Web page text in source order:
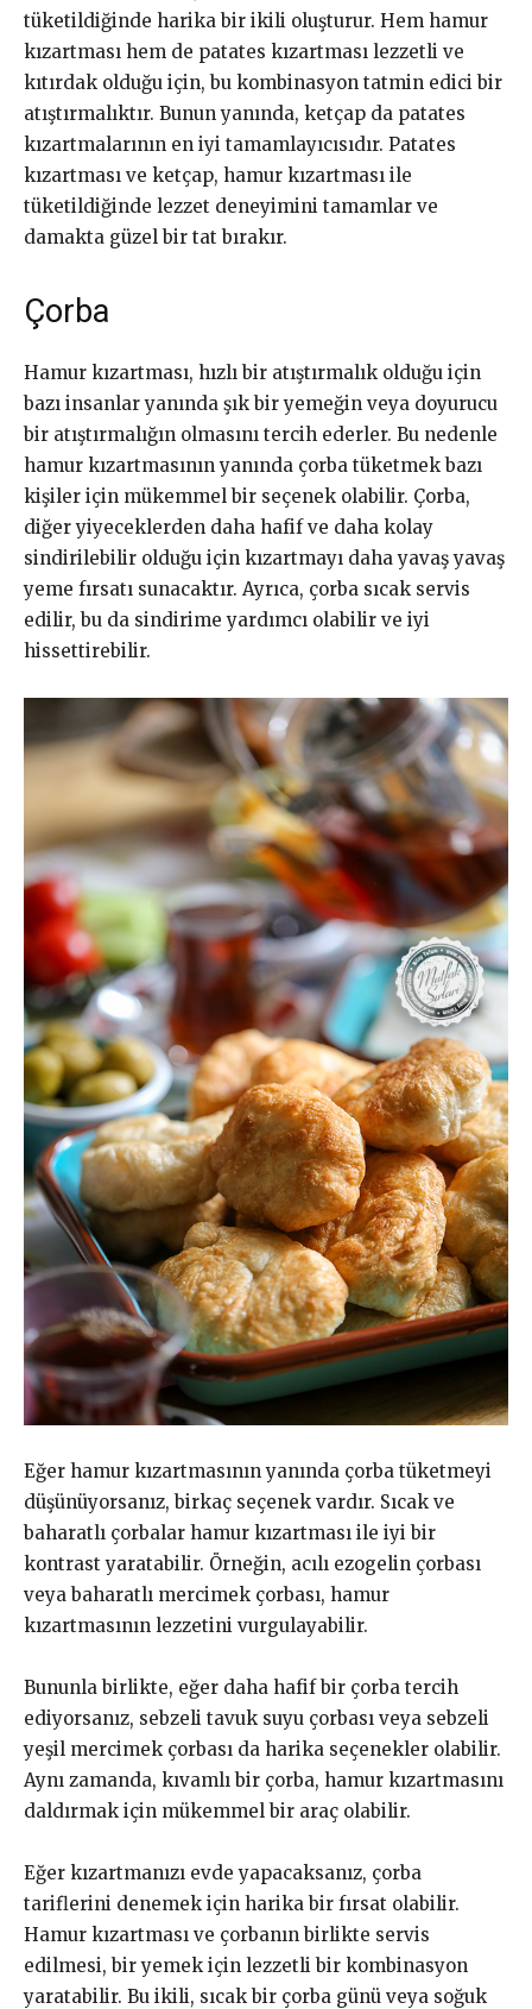
tüketildiğinde harika bir ikili oluşturur. Hem hamur
kızartması hem de patates kızartması lezzetli ve
kıtırdak olduğu için, bu kombinasyon tatmin edici bir
atıştırmalıktır. Bunun yanında, ketçap da patates
kızartmalarının en iyi tamamlayıcısıdır. Patates
kızartması ve ketçap, hamur kızartması ile
tüketildiğinde lezzet deneyimini tamamlar ve
damakta güzel bir tat bırakır.
Çorba
Hamur kızartması, hızlı bir atıştırmalık olduğu için
bazı insanlar yanında şık bir yemeğin veya doyurucu
bir atıştırmalığın olmasını tercih ederler. Bu nedenle
hamur kızartmasının yanında çorba tüketmek bazı
kişiler için mükemmel bir seçenek olabilir. Çorba,
diğer yiyeceklerden daha hafif ve daha kolay
sindirilebilir olduğu için kızartmayı daha yavaş yavaş
yeme fırsatı sunacaktır. Ayrıca, çorba sıcak servis
edilir, bu da sindirime yardımcı olabilir ve iyi
hissettirebilir.
Eğer hamur kızartmasının yanında çorba tüketmeyi
düşünüyorsanız, birkaç seçenek vardır. Sıcak ve
baharatlı çorbalar hamur kızartması ile iyi bir
kontrast yaratabilir. Örneğin, acılı ezogelin çorbası
veya baharatlı mercimek çorbası, hamur
kızartmasının lezzetini vurgulayabilir.
Bununla birlikte, eğer daha hafif bir çorba tercih
ediyorsanız, sebzeli tavuk suyu çorbası veya sebzeli
yeşil mercimek çorbası da harika seçenekler olabilir.
Aynı zamanda, kıvamlı bir çorba, hamur kızartmasını
daldırmak için mükemmel bir araç olabilir.
Eğer kızartmanızı evde yapacaksanız, çorba
tariflerini denemek için harika bir fırsat olabilir.
Hamur kızartması ve çorbanın birlikte servis
edilmesi, bir yemek için lezzetli bir kombinasyon
yaratabilir. Bu ikili, sıcak bir çorba günü veya soğuk